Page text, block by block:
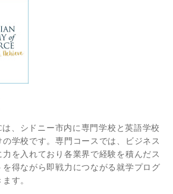
、シドニー市内に専門学校と英語学校
学校です。専門コースでは、ビジネス
を入れており各業界で経験を積んだス
得ながら即戦力につながる就学プログ
す。